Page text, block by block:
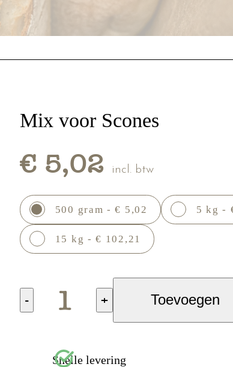
Mix voor Scones
€ 5,02 incl. btw
500 gram - € 5,02 5 kg -
15 kg - € 102,21
- + Toevoegen
Snelle levering